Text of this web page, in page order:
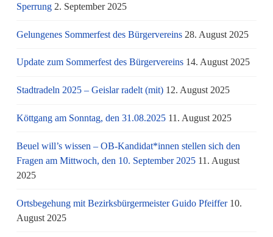
Sperrung 2. September 2025
Gelungenes Sommerfest des Bürgervereins 28. August 2025
Update zum Sommerfest des Bürgervereins 14. August 2025
Stadtradeln 2025 – Geislar radelt (mit) 12. August 2025
Köttgang am Sonntag, den 31.08.2025 11. August 2025
Beuel will’s wissen – OB-Kandidat*innen stellen sich den
Fragen am Mittwoch, den 10. September 2025 11. August
2025
Ortsbegehung mit Bezirksbürgermeister Guido Pfeiffer 10.
August 2025